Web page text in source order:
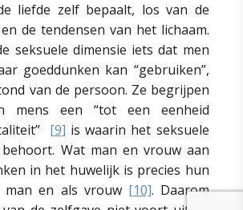
liefde zelf bepaalt, los van de
de tendensen van het lichaam.
seksuele dimensie iets dat men
goeddunken kan “gebruiken”,
van de persoon. Ze begrijpen
mens een “tot een eenheid
[9] is waarin het seksuele
Wat man en vrouw aan
in het huwelijk is precies hun
man en als vrouw [10]. Daarom